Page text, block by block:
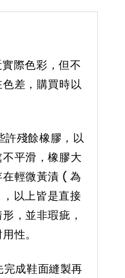
際色彩，但不
差，購買時以
許殘餘橡膠，以
平滑，橡膠大
輕微黃漬 ( 為
以上皆是直接
，並非瑕疵，
性。
成鞋面縫製再